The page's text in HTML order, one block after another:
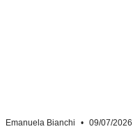
Emanuela Bianchi 09/07/2026